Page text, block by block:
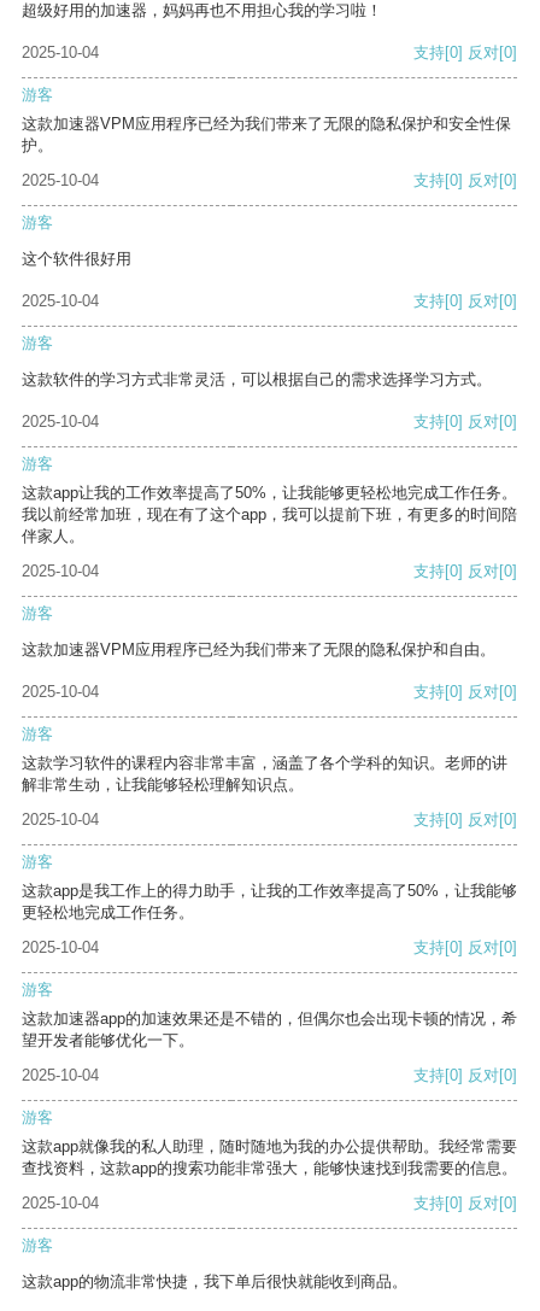
超级好用的加速器，妈妈再也不用担心我的学习啦！
2025-10-04 支持[0] 反对[0]
游客
这款加速器VPM应用程序已经为我们带来了无限的隐私保护和安全性保
护。
2025-10-04
支持[0] 反对[0]
游客
这个软件很好用
2025-10-04 支持[0] 反对[0]
游客
这款软件的学习方式非常灵活，可以根据自己的需求选择学习方式。
2025-10-04 支持[0] 反对[0]
游客
这款app让我的工作效率提高了50%，让我能够更轻松地完成工作任务。
我以前经常加班，现在有了这个app，我可以提前下班，有更多的时间陪
伴家人。
2025-10-04
支持[0] 反对[0]
游客
这款加速器VPM应用程序已经为我们带来了无限的隐私保护和自由。
2025-10-04 支持[0] 反对[0]
游客
这款学习软件的课程内容非常丰富，涵盖了各个学科的知识。老师的讲
解非常生动，让我能够轻松理解知识点。
2025-10-04
支持[0] 反对[0]
游客
这款app是我工作上的得力助手，让我的工作效率提高了50%，让我能够
更轻松地完成工作任务。
2025-10-04
支持[0] 反对[0]
游客
这款加速器app的加速效果还是不错的，但偶尔也会出现卡顿的情况，希
望开发者能够优化一下。
2025-10-04
支持[0] 反对[0]
游客
这款app就像我的私人助理，随时随地为我的办公提供帮助。我经常需要
查找资料，这款app的搜索功能非常强大，能够快速找到我需要的信息。
2025-10-04
支持[0] 反对[0]
游客
这款app的物流非常快捷，我下单后很快就能收到商品。